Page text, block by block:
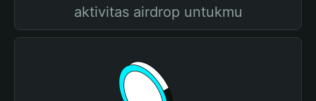
aktivitas airdrop untukmu